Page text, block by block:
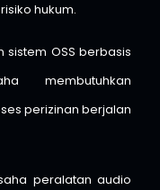
hukum.
OSS berbasis
membutuhkan
perizinan berjalan
peralatan audio